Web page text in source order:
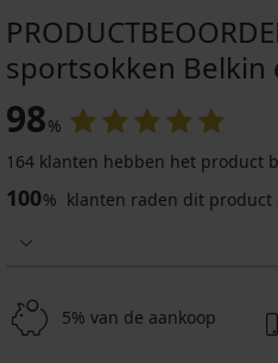
sportsokken Belkin
98%
164 klanten hebben het product
100% klanten raden dit product
5% van de aankoop